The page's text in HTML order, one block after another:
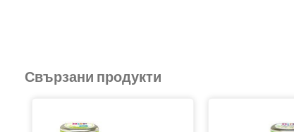
Свързани продукти